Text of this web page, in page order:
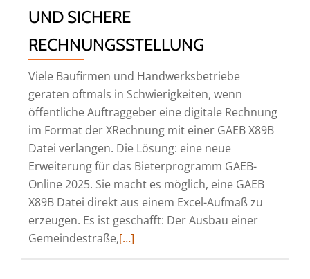
UND SICHERE
RECHNUNGSSTELLUNG
Viele Baufirmen und Handwerksbetriebe
geraten oftmals in Schwierigkeiten, wenn
öffentliche Auftraggeber eine digitale Rechnung
im Format der XRechnung mit einer GAEB X89B
Datei verlangen. Die Lösung: eine neue
Erweiterung für das Bieterprogramm GAEB-
Online 2025. Sie macht es möglich, eine GAEB
X89B Datei direkt aus einem Excel-Aufmaß zu
erzeugen. Es ist geschafft: Der Ausbau einer
Gemeindestraße,Read
[…]